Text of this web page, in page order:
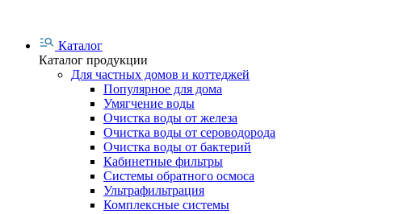
Каталог
Каталог продукции
Для частных домов и коттеджей
Популярное для дома
Умягчение воды
Очистка воды от железа
Очистка воды от сероводорода
Очистка воды от бактерий
Кабинетные фильтры
Системы обратного осмоса
Ультрафильтрация
Комплексные системы